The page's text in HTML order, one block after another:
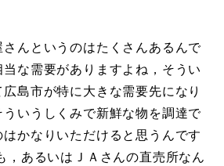
んというのはたくさんあるんで
な需要がありますよね，そうい
島市が特に大きな需要先になり
いうしくみで新鮮な物を調達で
かなりいただけると思うんです
あるいはＪＡさんの直売所なん